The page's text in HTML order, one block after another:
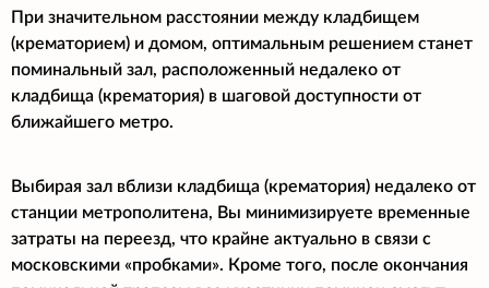
При значительном расстоянии между кладбищем
(крематорием) и домом, оптимальным решением станет
поминальный зал, расположенный недалеко от
кладбища (крематория) в шаговой доступности от
ближайшего метро.
Выбирая зал вблизи кладбища (крематория) недалеко от
станции метрополитена, Вы минимизируете временные
затраты на переезд, что крайне актуально в связи с
московскими «пробками». Кроме того, после окончания